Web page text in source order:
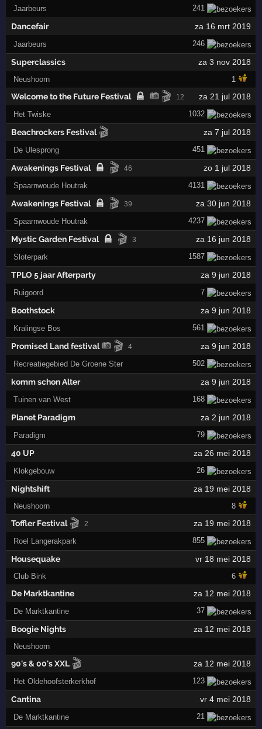
Jaarbeurs 241
Dancefair za 16 mrt 2019
Jaarbeurs 246
Superclassics za 3 nov 2018
Neushoorn 1
Welcome to the Future Festival 🎬 12 za 21 jul 2018
Het Twiske 1032
Beachrockers Festival 🎬 za 7 jul 2018
De Ulesprong 451
Awakenings Festival 🎬 46 zo 1 jul 2018
Spaarnwoude Houtrak 4131
Awakenings Festival 🎬 39 za 30 jun 2018
Spaarnwoude Houtrak 4237
Mystic Garden Festival 🎬 3 za 16 jun 2018
Sloterpark 1587
TPLO 5 jaar Afterparty za 9 jun 2018
Ruigoord 7
Boothstock za 9 jun 2018
Kralingse Bos 561
Promised Land festival 🎬 4 za 9 jun 2018
Recreatiegebied De Groene Ster 502
komm schon Alter za 9 jun 2018
Tuinen van West 168
Planet Paradigm za 2 jun 2018
Paradigm 79
40 UP za 26 mei 2018
Klokgebouw 26
Nightshift za 19 mei 2018
Neushoorn 8
Toffler Festival 🎬 2 za 19 mei 2018
Roel Langerakpark 855
Housequake vr 18 mei 2018
Club Bink 6
De Marktkantine za 12 mei 2018
De Marktkantine 37
Boogie Nights za 12 mei 2018
Neushoorn
90's & 00's XXL 🎬 za 12 mei 2018
Het Oldehoofsterkerkhof 123
Cantina vr 4 mei 2018
De Marktkantine 21